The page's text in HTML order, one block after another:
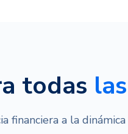
todas
financiera a la